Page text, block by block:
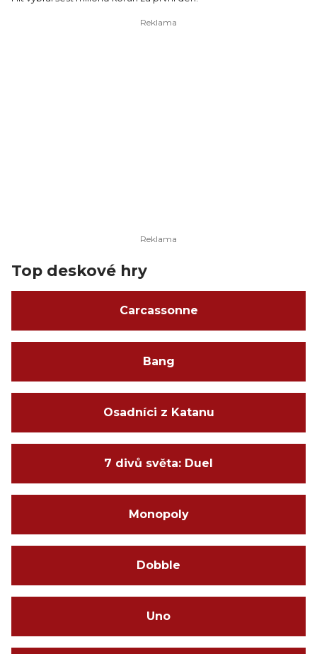
Top deskové hry
Carcassonne
Bang
Osadníci z Katanu
7 divů světa: Duel
Monopoly
Dobble
Uno